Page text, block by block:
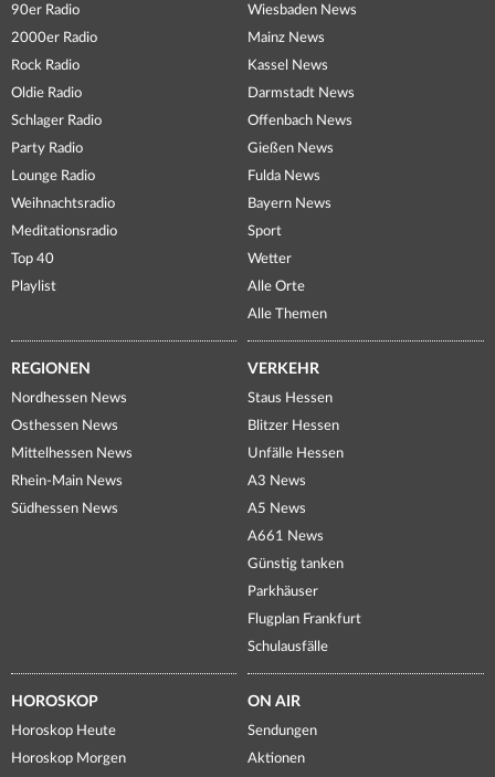
90er Radio
2000er Radio
Rock Radio
Oldie Radio
Schlager Radio
Party Radio
Lounge Radio
Weihnachtsradio
Meditationsradio
Top 40
Playlist
Wiesbaden News
Mainz News
Kassel News
Darmstadt News
Offenbach News
Gießen News
Fulda News
Bayern News
Sport
Wetter
Alle Orte
Alle Themen
REGIONEN
Nordhessen News
Osthessen News
Mittelhessen News
Rhein-Main News
Südhessen News
VERKEHR
Staus Hessen
Blitzer Hessen
Unfälle Hessen
A3 News
A5 News
A661 News
Günstig tanken
Parkhäuser
Flugplan Frankfurt
Schulausfälle
HOROSKOP
Horoskop Heute
Horoskop Morgen
ON AIR
Sendungen
Aktionen